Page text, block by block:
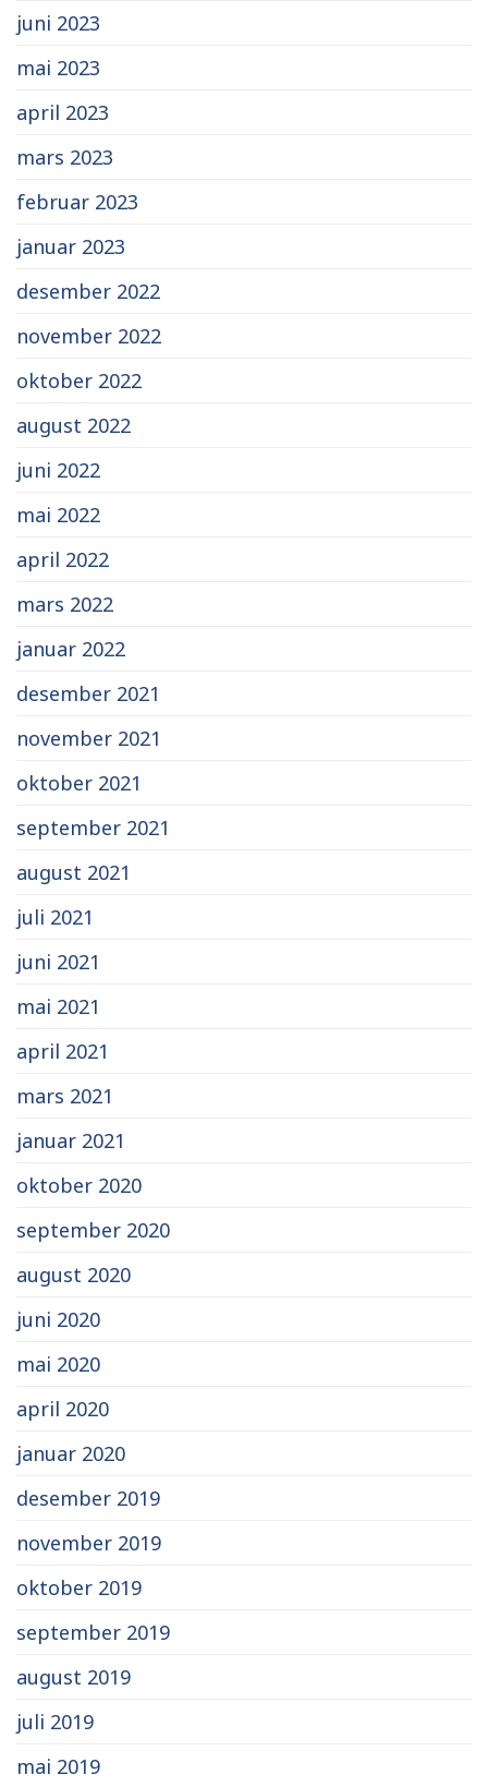
juni 2023
mai 2023
april 2023
mars 2023
februar 2023
januar 2023
desember 2022
november 2022
oktober 2022
august 2022
juni 2022
mai 2022
april 2022
mars 2022
januar 2022
desember 2021
november 2021
oktober 2021
september 2021
august 2021
juli 2021
juni 2021
mai 2021
april 2021
mars 2021
januar 2021
oktober 2020
september 2020
august 2020
juni 2020
mai 2020
april 2020
januar 2020
desember 2019
november 2019
oktober 2019
september 2019
august 2019
juli 2019
mai 2019